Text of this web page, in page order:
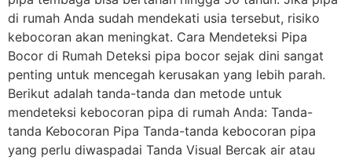
di rumah Anda sudah mendekati usia tersebut, risiko
kebocoran akan meningkat. Cara Mendeteksi Pipa
Bocor di Rumah Deteksi pipa bocor sejak dini sangat
penting untuk mencegah kerusakan yang lebih parah.
Berikut adalah tanda-tanda dan metode untuk
mendeteksi kebocoran pipa di rumah Anda: Tanda-
tanda Kebocoran Pipa Tanda-tanda kebocoran pipa
yang perlu diwaspadai Tanda Visual Bercak air atau